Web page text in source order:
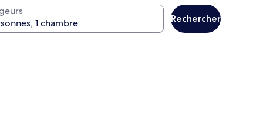
Rechercher